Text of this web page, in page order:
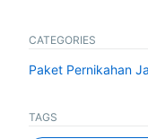
CATEGORIES
Paket Pernikahan
TAGS